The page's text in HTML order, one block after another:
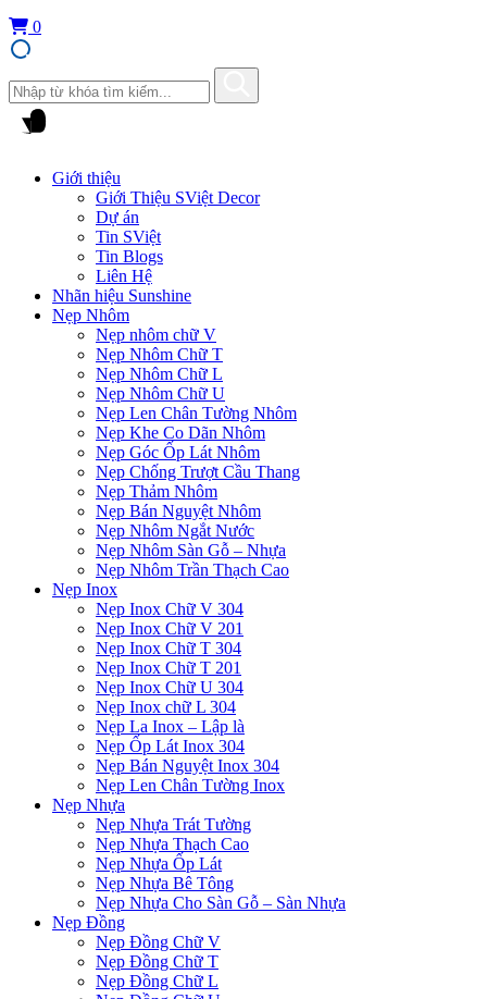
0
Giới thiệu
Giới Thiệu SViệt Decor
Dự án
Tin SViệt
Tin Blogs
Liên Hệ
Nhãn hiệu Sunshine
Nẹp Nhôm
Nẹp nhôm chữ V
Nẹp Nhôm Chữ T
Nẹp Nhôm Chữ L
Nẹp Nhôm Chữ U
Nẹp Len Chân Tường Nhôm
Nẹp Khe Co Dãn Nhôm
Nẹp Góc Ốp Lát Nhôm
Nẹp Chống Trượt Cầu Thang
Nẹp Thảm Nhôm
Nẹp Bán Nguyệt Nhôm
Nẹp Nhôm Ngắt Nước
Nẹp Nhôm Sàn Gỗ – Nhựa
Nẹp Nhôm Trần Thạch Cao
Nẹp Inox
Nẹp Inox Chữ V 304
Nẹp Inox Chữ V 201
Nẹp Inox Chữ T 304
Nẹp Inox Chữ T 201
Nẹp Inox Chữ U 304
Nẹp Inox chữ L 304
Nẹp La Inox – Lập là
Nẹp Ốp Lát Inox 304
Nẹp Bán Nguyệt Inox 304
Nẹp Len Chân Tường Inox
Nẹp Nhựa
Nẹp Nhựa Trát Tường
Nẹp Nhựa Thạch Cao
Nẹp Nhựa Ốp Lát
Nẹp Nhựa Bê Tông
Nẹp Nhựa Cho Sàn Gỗ – Sàn Nhựa
Nẹp Đồng
Nẹp Đồng Chữ V
Nẹp Đồng Chữ T
Nẹp Đồng Chữ L